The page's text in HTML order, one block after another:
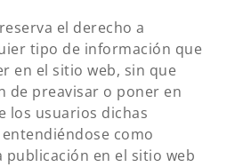
el derecho a
tipo de información que
en el sitio web, sin que
de preavisar o poner en
los usuarios dichas
como
publicación en el sitio web